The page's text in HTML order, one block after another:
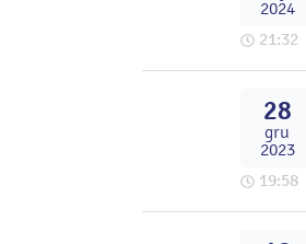
2024
21:32
28
gru
2023
19:58